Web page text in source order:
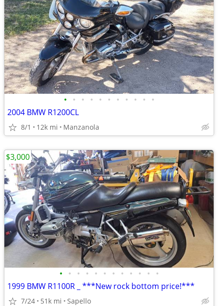
• • • • • • • • • • •
2004 BMW R1200CL
8/1 12k mi Manzanola
• • • • • • • • • • • •
1999 BMW R1100R _ ***New rock bottom price!***
7/24 51k mi Sapello
$3,000